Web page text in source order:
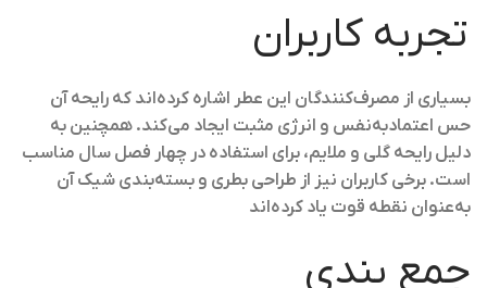
تجربه کاربران
بسیاری از مصرف‌کنندگان این عطر اشاره کرده‌اند که رایحه آن
حس اعتمادبه‌نفس و انرژی مثبت ایجاد می‌کند. همچنین به
دلیل رایحه گلی و ملایم، برای استفاده در چهار فصل سال مناسب
است. برخی کاربران نیز از طراحی بطری و بسته‌بندی شیک آن
به‌عنوان نقطه قوت یاد کرده‌اند
جمع بندی